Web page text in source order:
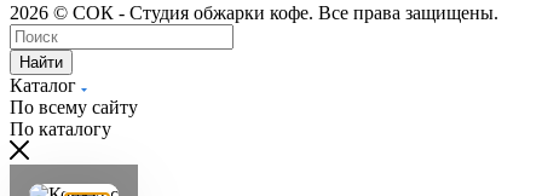
2026 © СОК - Студия обжарки кофе. Все права защищены.
Найти
Каталог
По всему сайту
По каталогу